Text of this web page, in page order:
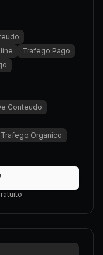
Trafego Pago
Conteudo
Trafego Organico